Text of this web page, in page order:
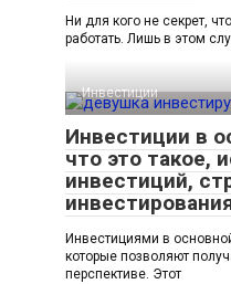
Ни для кого не секрет,
работать. Лишь в этом
Инвестиции
Инвестиции в
что это такое,
инвестиций,
Инвестициями в
которые позволяют
перспективе. Этот